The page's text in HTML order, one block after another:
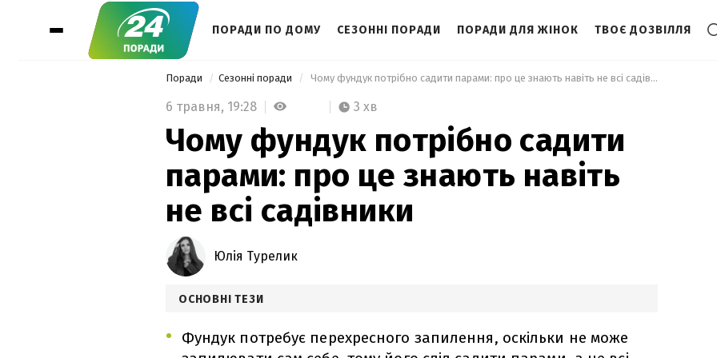
ПОРАДИ ПО ДОМУ СЕЗОННІ ПОРАДИ ПОРАДИ ДЛЯ ЖІНОК ТВОЄ ДОЗВІЛЛЯ
Поради Сезонні поради Чому фундук потрібно садити парами: про це знають навіть не всі садівники
6 травня, 19:28 3 хв
Чому фундук потрібно садити
парами: про це знають навіть
не всі садівники
Юлія Турелик
ОСНОВНІ ТЕЗИ
Фундук потребує перехресного запилення, оскільки не може